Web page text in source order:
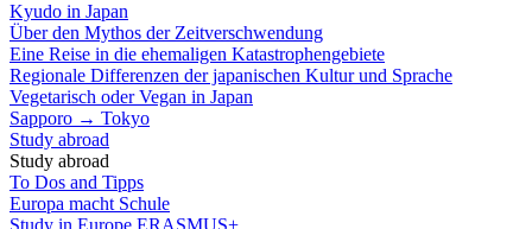
Kyudo in Japan
Über den Mythos der Zeitverschwendung
Eine Reise in die ehemaligen Katastrophengebiete
Regionale Differenzen der japanischen Kultur und Sprache
Vegetarisch oder Vegan in Japan
Sapporo → Tokyo
Study abroad
Study abroad
To Dos and Tipps
Europa macht Schule
Study in Europe ERASMUS+